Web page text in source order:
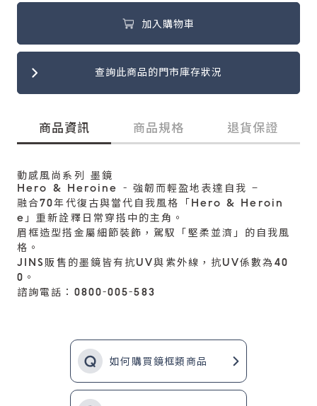
加入購物車
查詢此商品的門市庫存狀況
商品資訊 商品規格 退貨保證
動感風尚系列 墨鏡
Hero & Heroine - 強韌而輕盈地表達自我 –
融合70年代復古與當代自我風格「Hero & Heroin
e」重新詮釋日常穿搭中的主角。
眉框造型搭金屬細節裝飾，駕馭「堅柔並濟」的自我風
格。
JINS販售的墨鏡皆有抗UV與紫外線，抗UV係數為40
0。
諮詢電話：0800-005-583
如何購買鏡框類商品